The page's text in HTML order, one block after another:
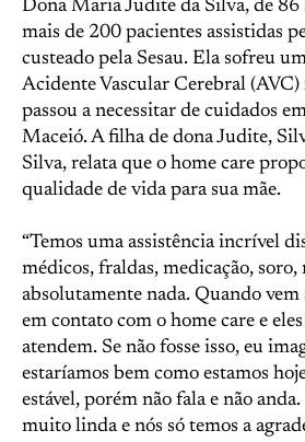
Dona Maria Judite da Silva, de 86
mais de 200 pacientes assistidas
custeado pela Sesau. Ela sofreu
Acidente Vascular Cerebral (AVC)
passou a necessitar de cuidados
Maceió. A filha de dona Judite,
Silva, relata que o home care
qualidade de vida para sua mãe.
“Temos uma assistência incrível
médicos, fraldas, medicação, soro,
absolutamente nada. Quando vem
em contato com o home care e
atendem. Se não fosse isso, eu
estaríamos bem como estamos
estável, porém não fala e não
muito linda e nós só temos a